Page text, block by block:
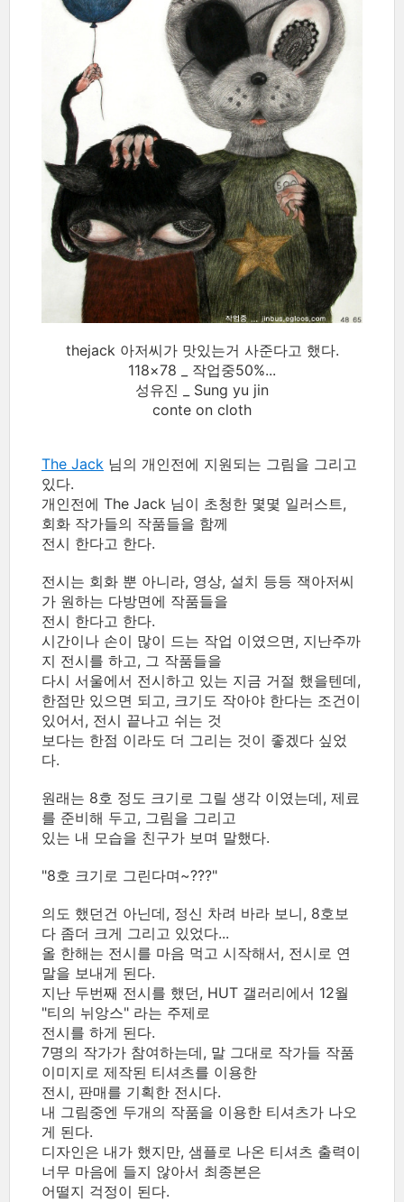
thejack 아저씨가 맛있는거 사준다고 했다.
118×78 _ 작업중50%...
성유진 _ Sung yu jin
conte on cloth
The Jack 님의 개인전에 지원되는 그림을 그리고
있다.
개인전에 The Jack 님이 초청한 몇몇 일러스트,
회화 작가들의 작품들을 함께
전시 한다고 한다.
전시는 회화 뿐 아니라, 영상, 설치 등등 잭아저씨
가 원하는 다방면에 작품들을
전시 한다고 한다.
시간이나 손이 많이 드는 작업 이였으면, 지난주까
지 전시를 하고, 그 작품들을
다시 서울에서 전시하고 있는 지금 거절 했을텐데,
한점만 있으면 되고, 크기도 작아야 한다는 조건이
있어서, 전시 끝나고 쉬는 것
보다는 한점 이라도 더 그리는 것이 좋겠다 싶었
다.
원래는 8호 정도 크기로 그릴 생각 이였는데, 제료
를 준비해 두고, 그림을 그리고
있는 내 모습을 친구가 보며 말했다.
"8호 크기로 그린다며~???"
의도 했던건 아닌데, 정신 차려 바라 보니, 8호보
다 좀더 크게 그리고 있었다...
올 한해는 전시를 마음 먹고 시작해서, 전시로 연
말을 보내게 된다.
지난 두번째 전시를 했던, HUT 갤러리에서 12월
"티의 뉘앙스" 라는 주제로
전시를 하게 된다.
7명의 작가가 참여하는데, 말 그대로 작가들 작품
이미지로 제작된 티셔츠를 이용한
전시, 판매를 기획한 전시다.
내 그림중엔 두개의 작품을 이용한 티셔츠가 나오
게 된다.
디자인은 내가 했지만, 샘플로 나온 티셔츠 출력이
너무 마음에 들지 않아서 최종본은
어떨지 걱정이 된다.